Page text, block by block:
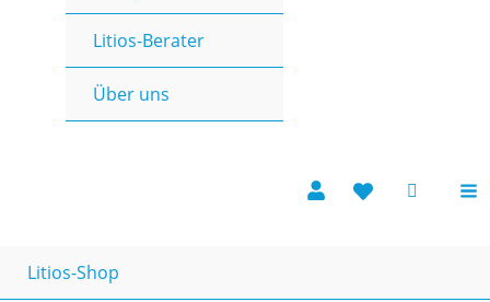
Litios-Berater
Über uns
Litios-Shop